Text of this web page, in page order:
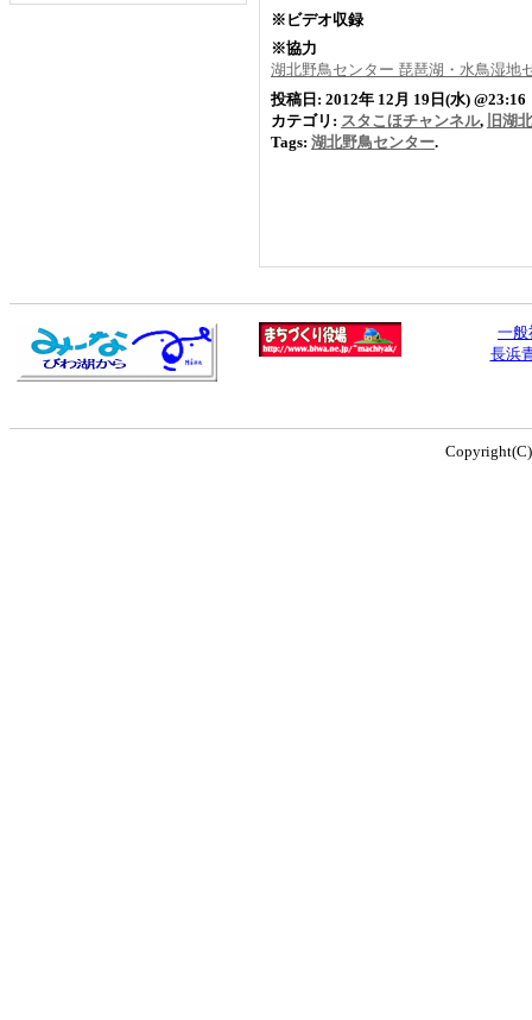
※ビデオ収録
※協力
湖北野鳥センター 琵琶湖・水鳥湿地
投稿日: 2012年 12月 19日(水) @23:16
カテゴリ: スタこほチャンネル, 旧湖
Tags: 湖北野鳥センター.
一般
長浜